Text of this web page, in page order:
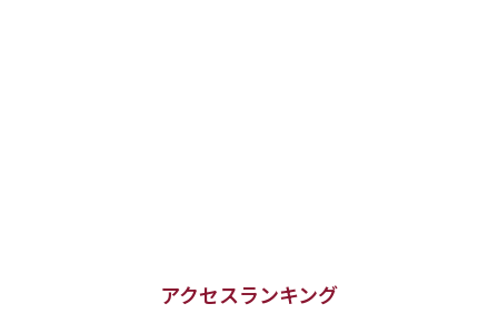
アクセスランキング